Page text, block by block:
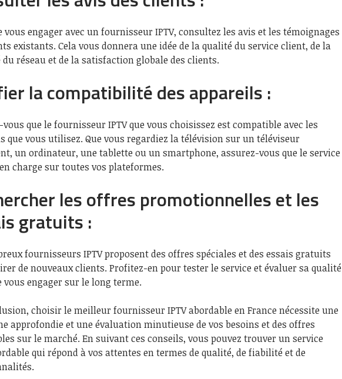
vous engager avec un fournisseur IPTV, consultez les avis et les témoignages
existants. Cela vous donnera une idée de la qualité du service client, de la
réseau et de la satisfaction globale des clients.
la compatibilité des appareils :
que le fournisseur IPTV que vous choisissez est compatible avec les
que vous utilisez. Que vous regardiez la télévision sur un téléviseur
un ordinateur, une tablette ou un smartphone, assurez-vous que le service
charge sur toutes vos plateformes.
les offres promotionnelles et les
gratuits :
fournisseurs IPTV proposent des offres spéciales et des essais gratuits
de nouveaux clients. Profitez-en pour tester le service et évaluer sa qualité
vous engager sur le long terme.
choisir le meilleur fournisseur IPTV abordable en France nécessite une
approfondie et une évaluation minutieuse de vos besoins et des offres
sur le marché. En suivant ces conseils, vous pouvez trouver un service
qui répond à vos attentes en termes de qualité, de fiabilité et de